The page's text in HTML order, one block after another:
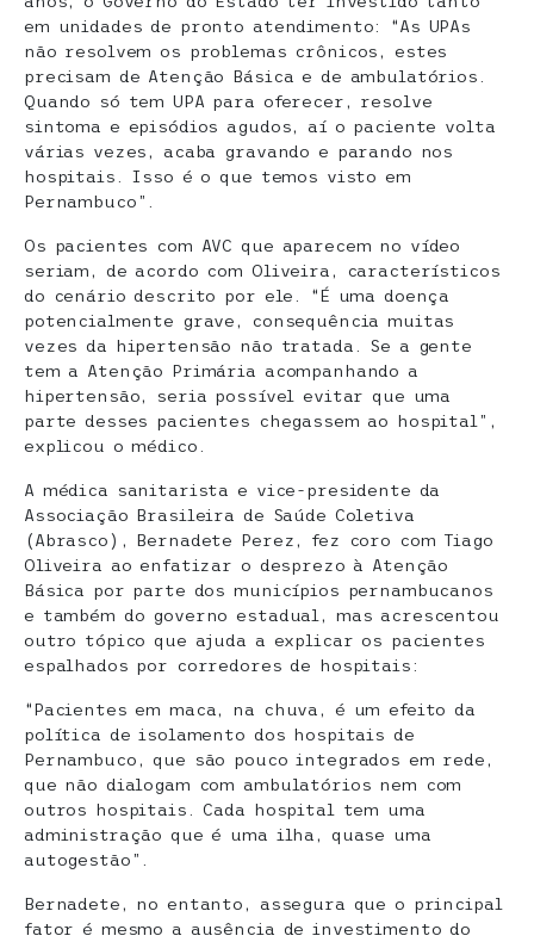
em unidades de pronto atendimento: “As UPAs
não resolvem os problemas crônicos, estes
precisam de Atenção Básica e de ambulatórios.
Quando só tem UPA para oferecer, resolve
sintoma e episódios agudos, aí o paciente volta
várias vezes, acaba gravando e parando nos
hospitais. Isso é o que temos visto em
Pernambuco”.
Os pacientes com AVC que aparecem no vídeo
seriam, de acordo com Oliveira, característicos
do cenário descrito por ele. “É uma doença
potencialmente grave, consequência muitas
vezes da hipertensão não tratada. Se a gente
tem a Atenção Primária acompanhando a
hipertensão, seria possível evitar que uma
parte desses pacientes chegassem ao hospital”,
explicou o médico.
A médica sanitarista e vice-presidente da
Associação Brasileira de Saúde Coletiva
(Abrasco), Bernadete Perez, fez coro com Tiago
Oliveira ao enfatizar o desprezo à Atenção
Básica por parte dos municípios pernambucanos
e também do governo estadual, mas acrescentou
outro tópico que ajuda a explicar os pacientes
espalhados por corredores de hospitais:
“Pacientes em maca, na chuva, é um efeito da
política de isolamento dos hospitais de
Pernambuco, que são pouco integrados em rede,
que não dialogam com ambulatórios nem com
outros hospitais. Cada hospital tem uma
administração que é uma ilha, quase uma
autogestão”.
Bernadete, no entanto, assegura que o principal
fator é mesmo a ausência de investimento do